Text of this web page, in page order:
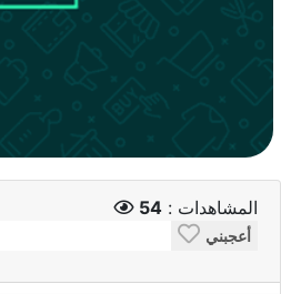
المشاهدات : 54
أعجبني